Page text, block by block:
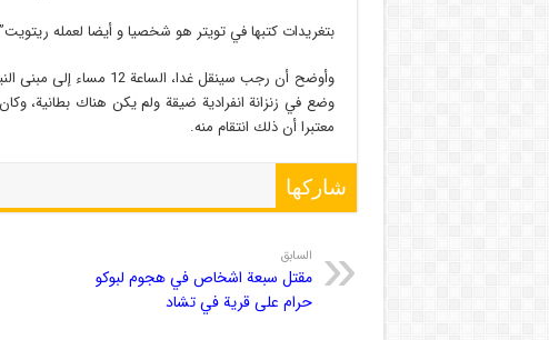
بتغريدات كتبها في تويتر هو شخصيا و أيضا لعمله
وأوضح أن رجب سينقل غدا،
وضع في زنزانة انفرادية ضيقة ولم يكن هناك بطانية،
معتبرا أن ذلك انتقام منه.
شاركها
السابق
مقتل سبعة اشخاص في هجوم لبوكو
حرام على قرية في تشاد